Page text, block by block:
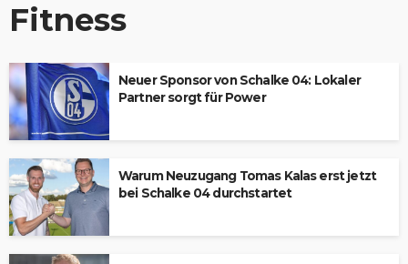
Fitness
Neuer Sponsor von Schalke 04: Lokaler
Partner sorgt für Power
Warum Neuzugang Tomas Kalas erst jetzt
bei Schalke 04 durchstartet